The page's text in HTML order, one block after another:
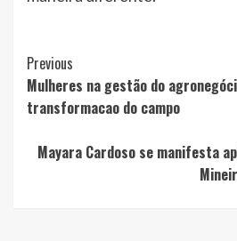
Post
Navigation
Previous
Mulheres na gestão do
transformacao do campo
Mayara Cardoso se manifesta